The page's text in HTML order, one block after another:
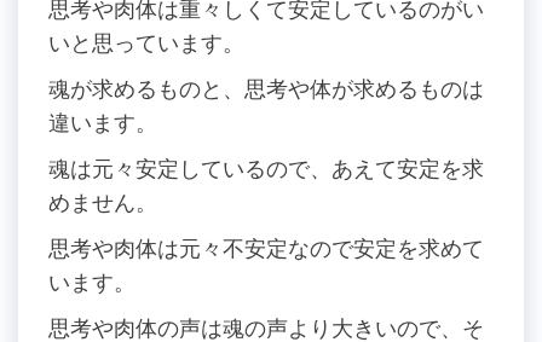
思考や肉体は重々しくて安定しているのがい
いと思っています。
魂が求めるものと、思考や体が求めるものは
違います。
魂は元々安定しているので、あえて安定を求
めません。
思考や肉体は元々不安定なので安定を求めて
います。
思考や肉体の声は魂の声より大きいので、そ